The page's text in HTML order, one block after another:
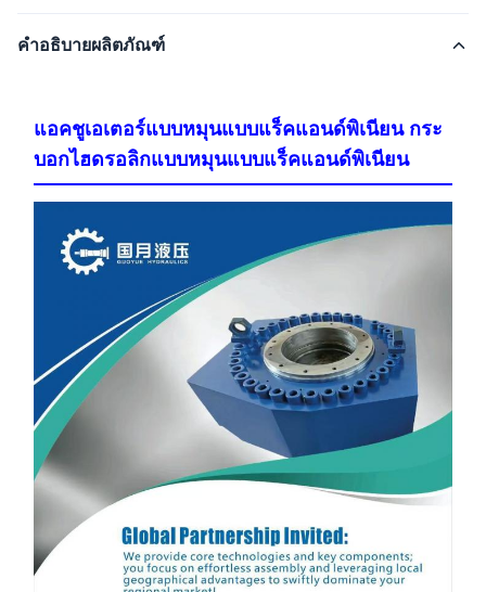
คำอธิบายผลิตภัณฑ์
แอคชูเอเตอร์แบบหมุนแบบแร็คแอนด์พิเนียน กระ
บอกไฮดรอลิกแบบหมุนแบบแร็คแอนด์พิเนียน